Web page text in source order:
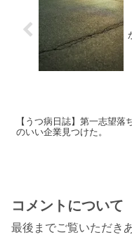
【うつ病日誌】第一志望落
のいい企業見つけた。
コメントについて
最後までご覧いただき